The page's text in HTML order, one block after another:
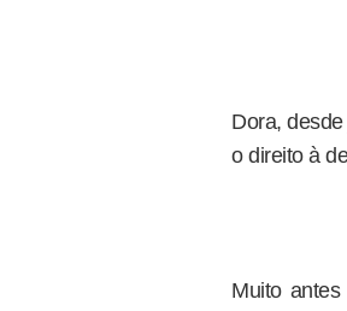
Dora,
o direito à
Muito